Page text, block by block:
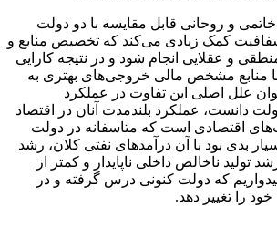
و روحانی قابل مقایسه با دو دولت
کمک زیادی می‌کند که تخصیص منابع و
و عقلایی انجام شود و در نتیجه کارایی
با منابع مشخص مالی خروجی‌های بهتری به
علل اصلی این تفاوت در عملکرد
دانست، عملکرد بلندمدت آنان در اقتصاد
اقتصادی است که متاسفانه در دولت
بدی بود با آن درآمدهای نفتی کلان، رشد
تولید ناخالص داخلی ناپایدار و کمتر از
که دولت کنونی درس گرفته و در
را تغییر دهد.